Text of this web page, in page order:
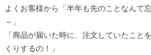
よくお客様から「半年も先のことなんて
～」
「商品が届いた時に、注文していたこと
くりするの！」